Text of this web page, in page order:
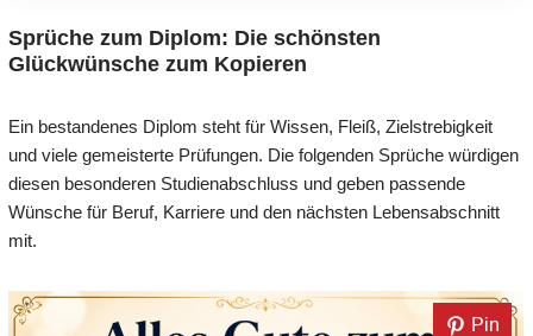
Sprüche zum Diplom: Die schönsten
Glückwünsche zum Kopieren
Ein bestandenes Diplom steht für Wissen, Fleiß, Zielstrebigkeit
und viele gemeisterte Prüfungen. Die folgenden Sprüche würdigen
diesen besonderen Studienabschluss und geben passende
Wünsche für Beruf, Karriere und den nächsten Lebensabschnitt
mit.
Pin